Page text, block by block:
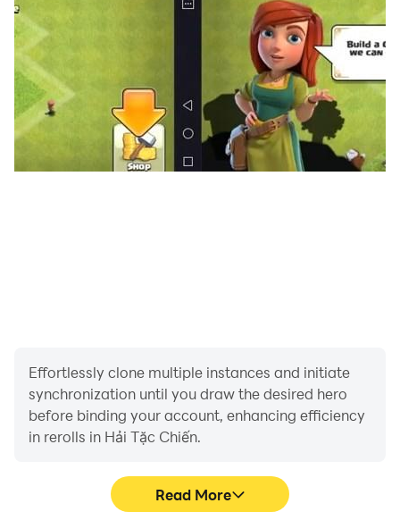
Effortlessly clone multiple instances and initiate
synchronization until you draw the desired hero
before binding your account, enhancing efficiency
in rerolls in Hải Tặc Chiến.
Read More